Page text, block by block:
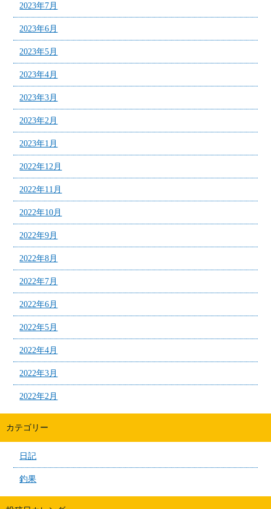
2023年7月
2023年6月
2023年5月
2023年4月
2023年3月
2023年2月
2023年1月
2022年12月
2022年11月
2022年10月
2022年9月
2022年8月
2022年7月
2022年6月
2022年5月
2022年4月
2022年3月
2022年2月
カテゴリー
日記
釣果